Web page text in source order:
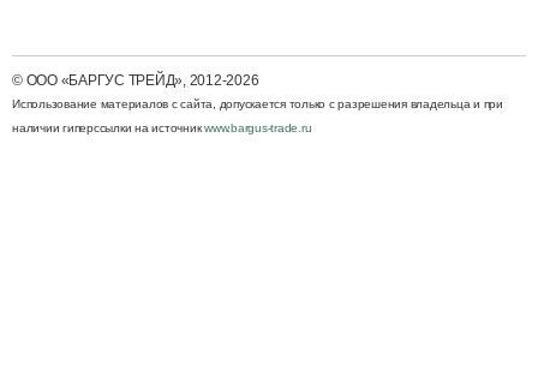
© ООО «БАРГУС ТРЕЙД», 2012-2026
Использование материалов с cайта, допускается только с разрешения владельца и при
наличии гиперссылки на источникwww.bargus-trade.ru